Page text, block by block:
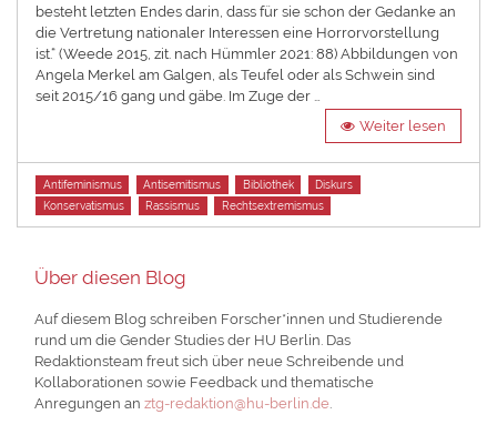
besteht letzten Endes darin, dass für sie schon der Gedanke an
die Vertretung nationaler Interessen eine Horrorvorstellung
ist.“ (Weede 2015, zit. nach Hümmler 2021: 88)⁠ Abbildungen von
Angela Merkel am Galgen, als Teufel oder als Schwein sind
seit 2015/16 gang und gäbe. Im Zuge der …
Weiter lesen
Tags
Antifeminismus Antisemitismus Bibliothek
Diskurs
Konservatismus
Rassismus Rechtsextremismus
Über diesen Blog
Auf diesem Blog schreiben Forscher*innen und Studierende
rund um die Gender Studies der HU Berlin. Das
Redaktionsteam freut sich über neue Schreibende und
Kollaborationen sowie Feedback und thematische
Anregungen anztg-redaktion@hu-berlin.de.